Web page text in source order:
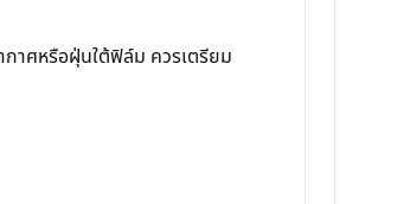
าศหรือฝุ่นใต้ฟิล์ม ควรเตรียม